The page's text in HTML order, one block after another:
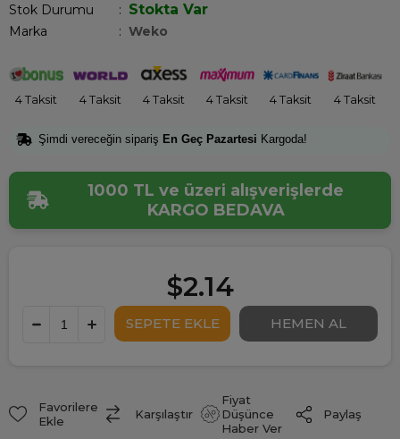
Stok Durumu : Stokta Var
Marka : Weko
4 Taksit 4 Taksit 4 Taksit 4 Taksit 4 Taksit 4 Taksit
Şimdi vereceğin sipariş En Geç Pazartesi Kargoda!
1000 TL ve üzeri alışverişlerde
KARGO BEDAVA
$2.14
Favorilere
Ekle
Karşılaştır
Fiyat
Düşünce
Haber Ver
Paylaş